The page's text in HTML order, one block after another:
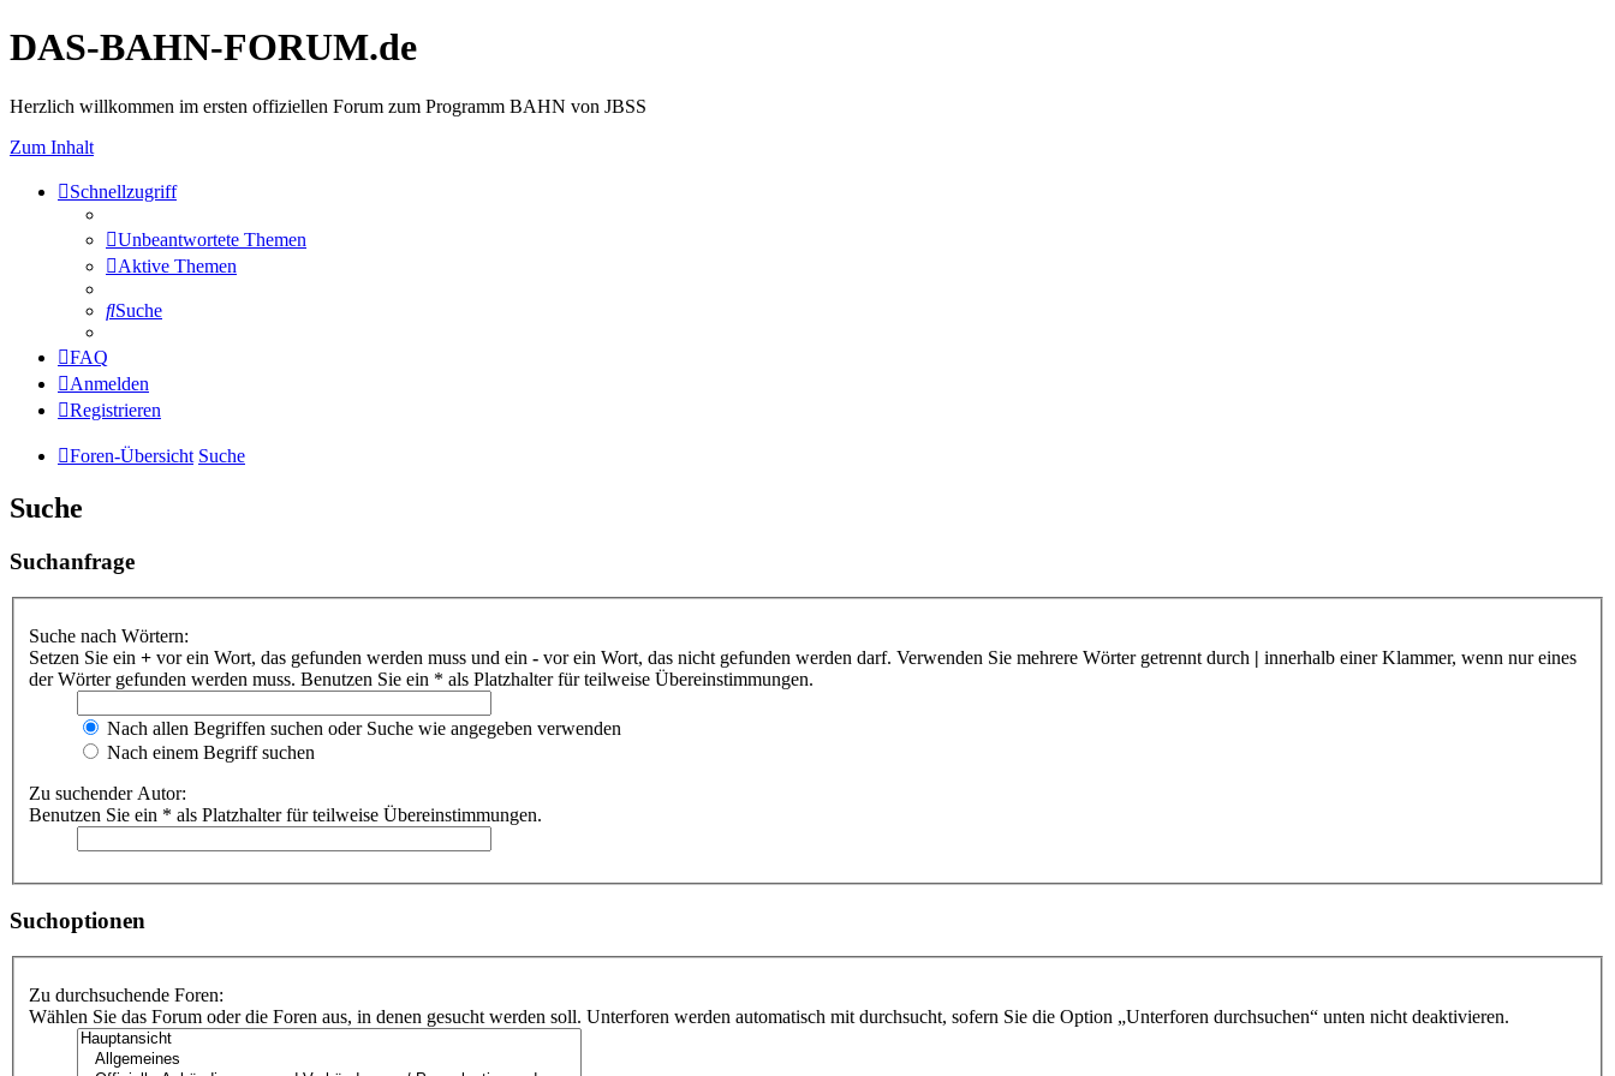
DAS-BAHN-FORUM.de
Herzlich willkommen im ersten offiziellen Forum zum Programm BAHN von JBSS
Zum Inhalt
Schnellzugriff
Unbeantwortete Themen
Aktive Themen
Suche
FAQ
Anmelden
Registrieren
Foren-Übersicht Suche
Suche
Suchanfrage
Suche nach Wörtern:
Setzen Sie ein + vor ein Wort, das gefunden werden muss und ein - vor ein Wort, das nicht gefunden werden darf. Verwenden Sie mehrere Wörter getrennt durch | innerhalb einer Klammer, wenn nur eines
der Wörter gefunden werden muss. Benutzen Sie ein * als Platzhalter für teilweise Übereinstimmungen.
Nach allen Begriffen suchen oder Suche wie angegeben verwenden
Nach einem Begriff suchen
Zu suchender Autor:
Benutzen Sie ein * als Platzhalter für teilweise Übereinstimmungen.
Suchoptionen
Zu durchsuchende Foren:
Wählen Sie das Forum oder die Foren aus, in denen gesucht werden soll. Unterforen werden automatisch mit durchsucht, sofern Sie die Option „Unterforen durchsuchen“ unten nicht deaktivieren.